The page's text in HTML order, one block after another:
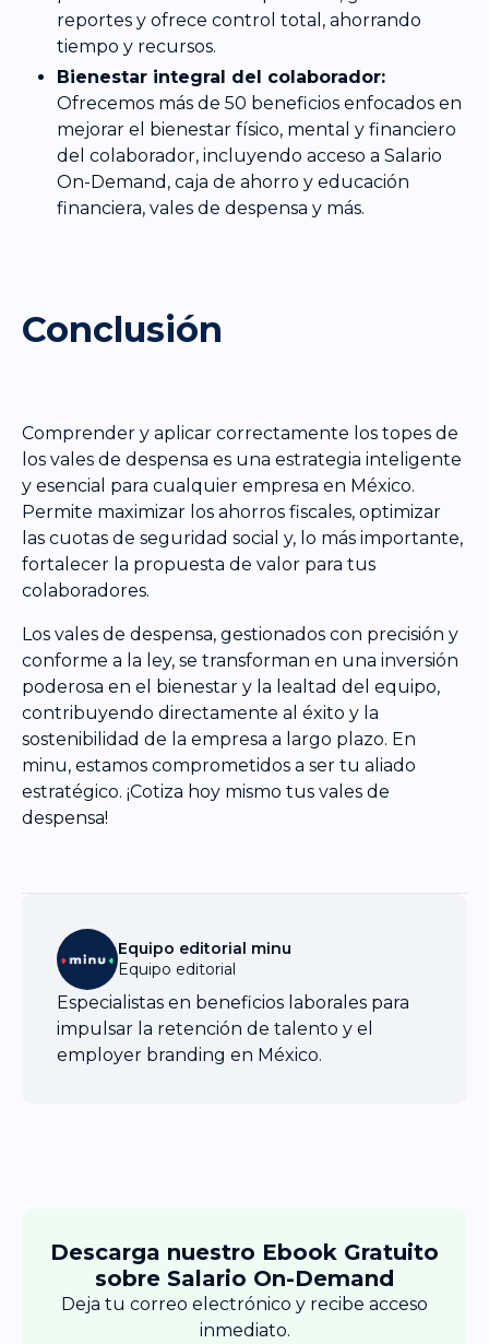
reportes y ofrece control total, ahorrando
tiempo y recursos.
Bienestar integral del colaborador:
Ofrecemos más de 50 beneficios enfocados en
mejorar el bienestar físico, mental y financiero
del colaborador, incluyendo acceso a Salario
On-Demand, caja de ahorro y educación
financiera, vales de despensa y más.
Conclusión
Comprender y aplicar correctamente los topes de
los vales de despensa es una estrategia inteligente
y esencial para cualquier empresa en México.
Permite maximizar los ahorros fiscales, optimizar
las cuotas de seguridad social y, lo más importante,
fortalecer la propuesta de valor para tus
colaboradores.
Los vales de despensa, gestionados con precisión y
conforme a la ley, se transforman en una inversión
poderosa en el bienestar y la lealtad del equipo,
contribuyendo directamente al éxito y la
sostenibilidad de la empresa a largo plazo. En
minu, estamos comprometidos a ser tu aliado
estratégico. ¡Cotiza hoy mismo tus vales de
despensa!
Equipo editorial minu
Equipo editorial
Especialistas en beneficios laborales para
impulsar la retención de talento y el
employer branding en México.
Descarga nuestro Ebook Gratuito
sobre Salario On-Demand
Deja tu correo electrónico y recibe acceso
inmediato.